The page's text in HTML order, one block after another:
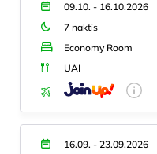
09.10. - 16.10.2026
7 naktis
Economy Room
UAI
16.09. - 23.09.2026